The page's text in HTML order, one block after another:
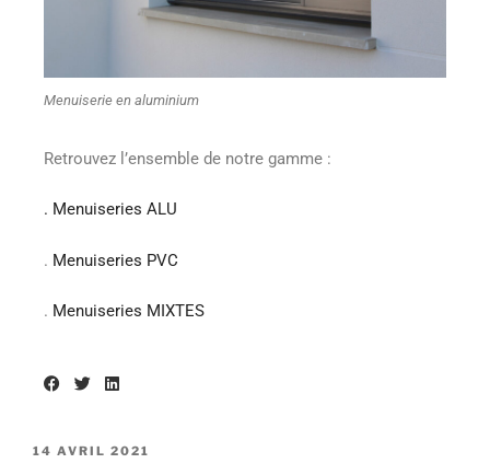
Menuiserie en aluminium
Retrouvez l’ensemble de notre gamme :
. Menuiseries ALU
. Menuiseries PVC
. Menuiseries MIXTES
14 AVRIL 2021